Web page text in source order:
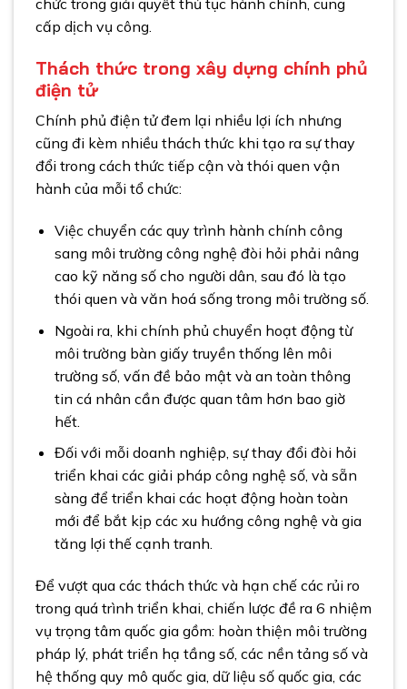
cấp dịch vụ công.
Thách thức trong xây dựng chính phủ
điện tử
Chính phủ điện tử đem lại nhiều lợi ích nhưng
cũng đi kèm nhiều thách thức khi tạo ra sự thay
đổi trong cách thức tiếp cận và thói quen vận
hành của mỗi tổ chức:
Việc chuyển các quy trình hành chính công
sang môi trường công nghệ đòi hỏi phải nâng
cao kỹ năng số cho người dân, sau đó là tạo
thói quen và văn hoá sống trong môi trường số.
Ngoài ra, khi chính phủ chuyển hoạt động từ
môi trường bàn giấy truyền thống lên môi
trường số, vấn đề bảo mật và an toàn thông
tin cá nhân cần được quan tâm hơn bao giờ
hết.
Đối với mỗi doanh nghiệp, sự thay đổi đòi hỏi
triển khai các giải pháp công nghệ số, và sẵn
sàng để triển khai các hoạt động hoàn toàn
mới để bắt kịp các xu hướng công nghệ và gia
tăng lợi thế cạnh tranh.
Để vượt qua các thách thức và hạn chế các rủi ro
trong quá trình triển khai, chiến lược đề ra 6 nhiệm
vụ trọng tâm quốc gia gồm: hoàn thiện môi trường
pháp lý, phát triển hạ tầng số, các nền tảng số và
hệ thống quy mô quốc gia, dữ liệu số quốc gia, các